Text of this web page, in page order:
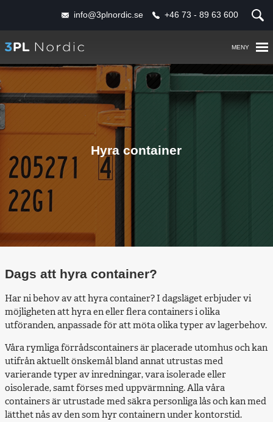
Följ
oss:
info@3plnordic.se +46 73 - 89 63 600
Tjänster
Om oss
Partners
Kontakt
Hyra container
Dags att hyra container?
Har ni behov av att hyra container? I dagsläget erbjuder vi
möjligheten att hyra en eller flera containers i olika
utföranden, anpassade för att möta olika typer av lagerbehov.
Våra rymliga förrådscontainers är placerade utomhus och kan
utifrån aktuellt önskemål bland annat utrustas med
varierande typer av inredningar, vara isolerade eller
oisolerade, samt förses med uppvärmning. Alla våra
containers är utrustade med säkra personliga lås och kan med
lätthet nås av den som hyr containern under kontorstid.